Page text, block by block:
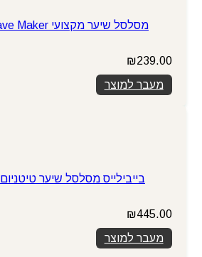
מסלסל שיער מקצועי STORM Barrel Wave Maker
₪239.00
מעבר למוצר
בייבילייס מסלסל שיער טיטניום MOROCCANOIL
₪445.00
מעבר למוצר